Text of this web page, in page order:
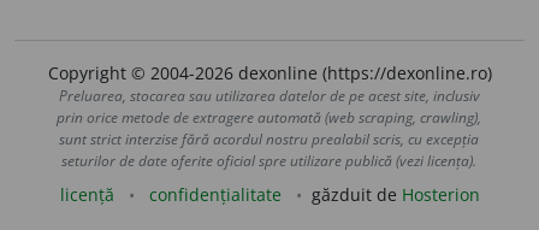
Copyright © 2004-2026 dexonline (https://dexonline.ro)
Preluarea, stocarea sau utilizarea datelor de pe acest site, inclusiv
prin orice metode de extragere automată (web scraping, crawling),
sunt strict interzise fără acordul nostru prealabil scris, cu excepția
seturilor de date oferite oficial spre utilizare publică (vezi licența).
licență confidențialitate găzduit de Hosterion